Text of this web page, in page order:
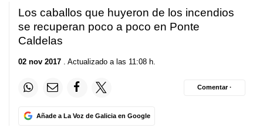
minutes,
seconds
Los caballos que huyeron de los incendios
se recuperan poco a poco en Ponte
Caldelas
02 nov 2017 . Actualizado a las 11:08 h.
Añade a La Voz de Galicia en Google
Comentar ·